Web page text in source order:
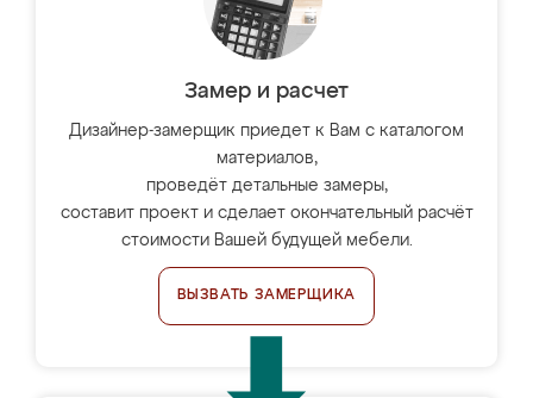
Замер и расчет
Дизайнер-замерщик приедет к Вам с каталогом
материалов,
проведёт детальные замеры,
составит проект и сделает окончательный расчёт
стоимости Вашей будущей мебели.
ВЫЗВАТЬ ЗАМЕРЩИКА